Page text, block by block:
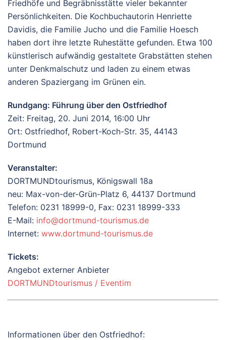
Friedhöfe und Begräbnisstätte vieler bekannter
Persönlichkeiten. Die Kochbuchautorin Henriette
Davidis, die Familie Jucho und die Familie Hoesch
haben dort ihre letzte Ruhestätte gefunden. Etwa 100
künstlerisch aufwändig gestaltete Grabstätten stehen
unter Denkmalschutz und laden zu einem etwas
anderen Spaziergang im Grünen ein.
Rundgang: Führung über den Ostfriedhof
Zeit: Freitag, 20. Juni 2014, 16:00 Uhr
Ort: Ostfriedhof, Robert-Koch-Str. 35, 44143
Dortmund
Veranstalter:
DORTMUNDtourismus, Königswall 18a
neu: Max-von-der-Grün-Platz 6, 44137 Dortmund
Telefon: 0231 18999-0, Fax: 0231 18999-333
E-Mail: info@dortmund-tourismus.de
Internet: www.dortmund-tourismus.de
Tickets:
Angebot externer Anbieter
DORTMUNDtourismus / Eventim
Informationen über den Ostfriedhof: